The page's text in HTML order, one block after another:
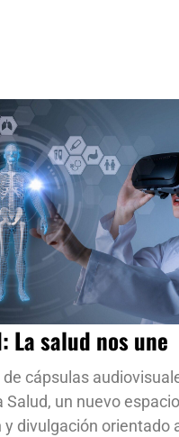
La salud nos une
cápsulas
Salud, un nuevo
divulgación orientado